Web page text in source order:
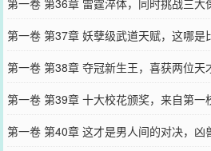
第一卷 第36章 雷霆淬体，同时挑战三大
第一卷 第37章 妖孽级武道天赋，这哪是
第一卷 第38章 夺冠新生王，喜获两位天
第一卷 第39章 十大校花颁奖，来自第一
第一卷 第40章 这才是男人间的对决，凶